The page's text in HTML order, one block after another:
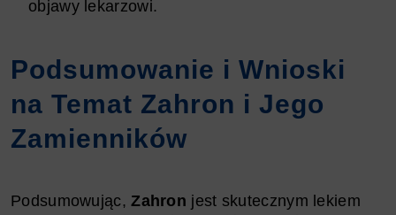
objawy lekarzowi.
Podsumowanie i Wnioski
na Temat Zahron i Jego
Zamienników
Podsumowując,Zahron jest skutecznym lekiem